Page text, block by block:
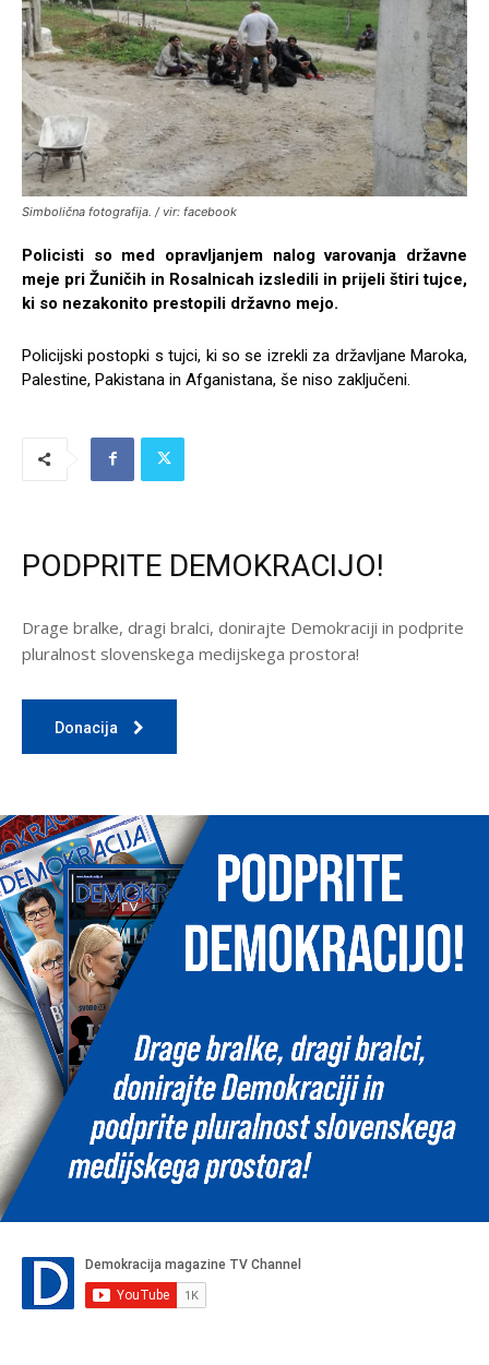
Simbolična fotografija. / vir: facebook
Policisti so med opravljanjem nalog varovanja državne
meje pri Žuničih in Rosalnicah izsledili in prijeli štiri tujce,
ki so nezakonito prestopili državno mejo.
Policijski postopki s tujci, ki so se izrekli za državljane Maroka,
Palestine, Pakistana in Afganistana, še niso zaključeni.
PODPRITE DEMOKRACIJO!
Drage bralke, dragi bralci, donirajte Demokraciji in podprite
pluralnost slovenskega medijskega prostora!
Donacija